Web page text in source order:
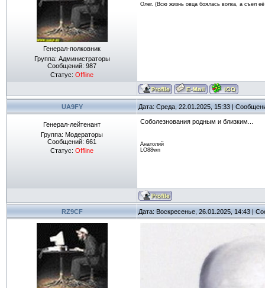
Генерал-полковник
Группа: Администраторы
Сообщений: 987
Статус: Offline
Олег. (Всю жизнь овца боялась волка, а съел её
UA9FY Дата: Среда, 22.01.2025, 15:33 |
Генерал-лейтенант
Группа: Модераторы
Сообщений: 661
Статус: Offline
Соболезнования родным и близким...
Анатолий
LO88wn
RZ9CF Дата: Воскресенье, 26.01.2025, 14:43 |